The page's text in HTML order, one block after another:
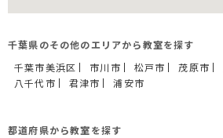
千葉県のその他のエリアから教室を探す
千葉市美浜区
市川市 松戸市 茂原市
八千代市
君津市 浦安市
都道府県から教室を探す